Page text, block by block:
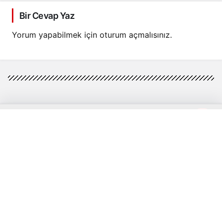
Bir Cevap Yaz
Yorum yapabilmek için oturum açmalısınız.